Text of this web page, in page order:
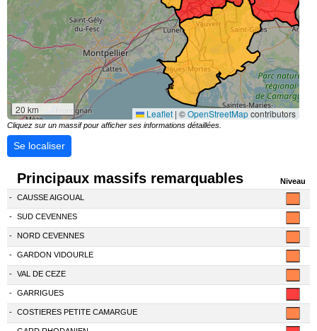
20 km Leaflet | ©OpenStreetMapcontributors
Cliquez sur un massif pour afficher ses informations détaillées.
Se localiser
Principaux massifs remarquables
Niveau
- CAUSSE AIGOUAL
- SUD CEVENNES
- NORD CEVENNES
- GARDON VIDOURLE
- VAL DE CEZE
- GARRIGUES
- COSTIERES PETITE CAMARGUE